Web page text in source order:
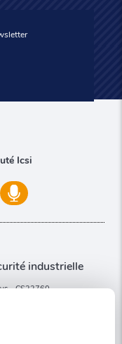
Icsi
industrielle
- CS22760